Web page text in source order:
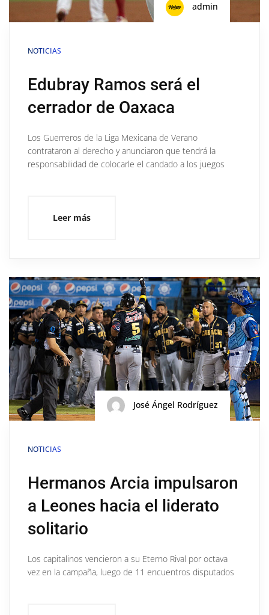
admin
NOTICIAS
Edubray Ramos será el
cerrador de Oaxaca
Los Guerreros de la Liga Mexicana de Verano
contrataron al derecho y anunciaron que tendrá la
responsabilidad de colocarle el candado a los juegos
Leer más
José Ángel Rodríguez
NOTICIAS
Hermanos Arcia impulsaron
a Leones hacia el liderato
solitario
Los capitalinos vencieron a su Eterno Rival por octava
vez en la campaña, luego de 11 encuentros disputados